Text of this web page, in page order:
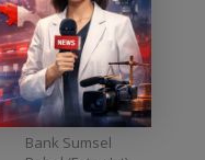
Selindung,…
Kredit Fiktif
yang Terus
Berulang, Ada
Apa dengan
Bank Sumsel
Bank Sumsel